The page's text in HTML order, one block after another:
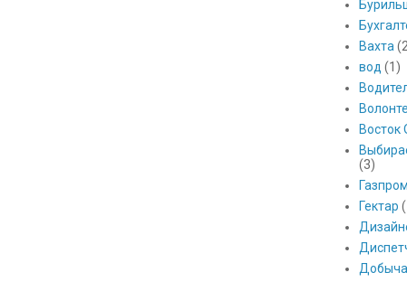
Вахта
вод (1)
Восток
(3)
Гектар
Добыча